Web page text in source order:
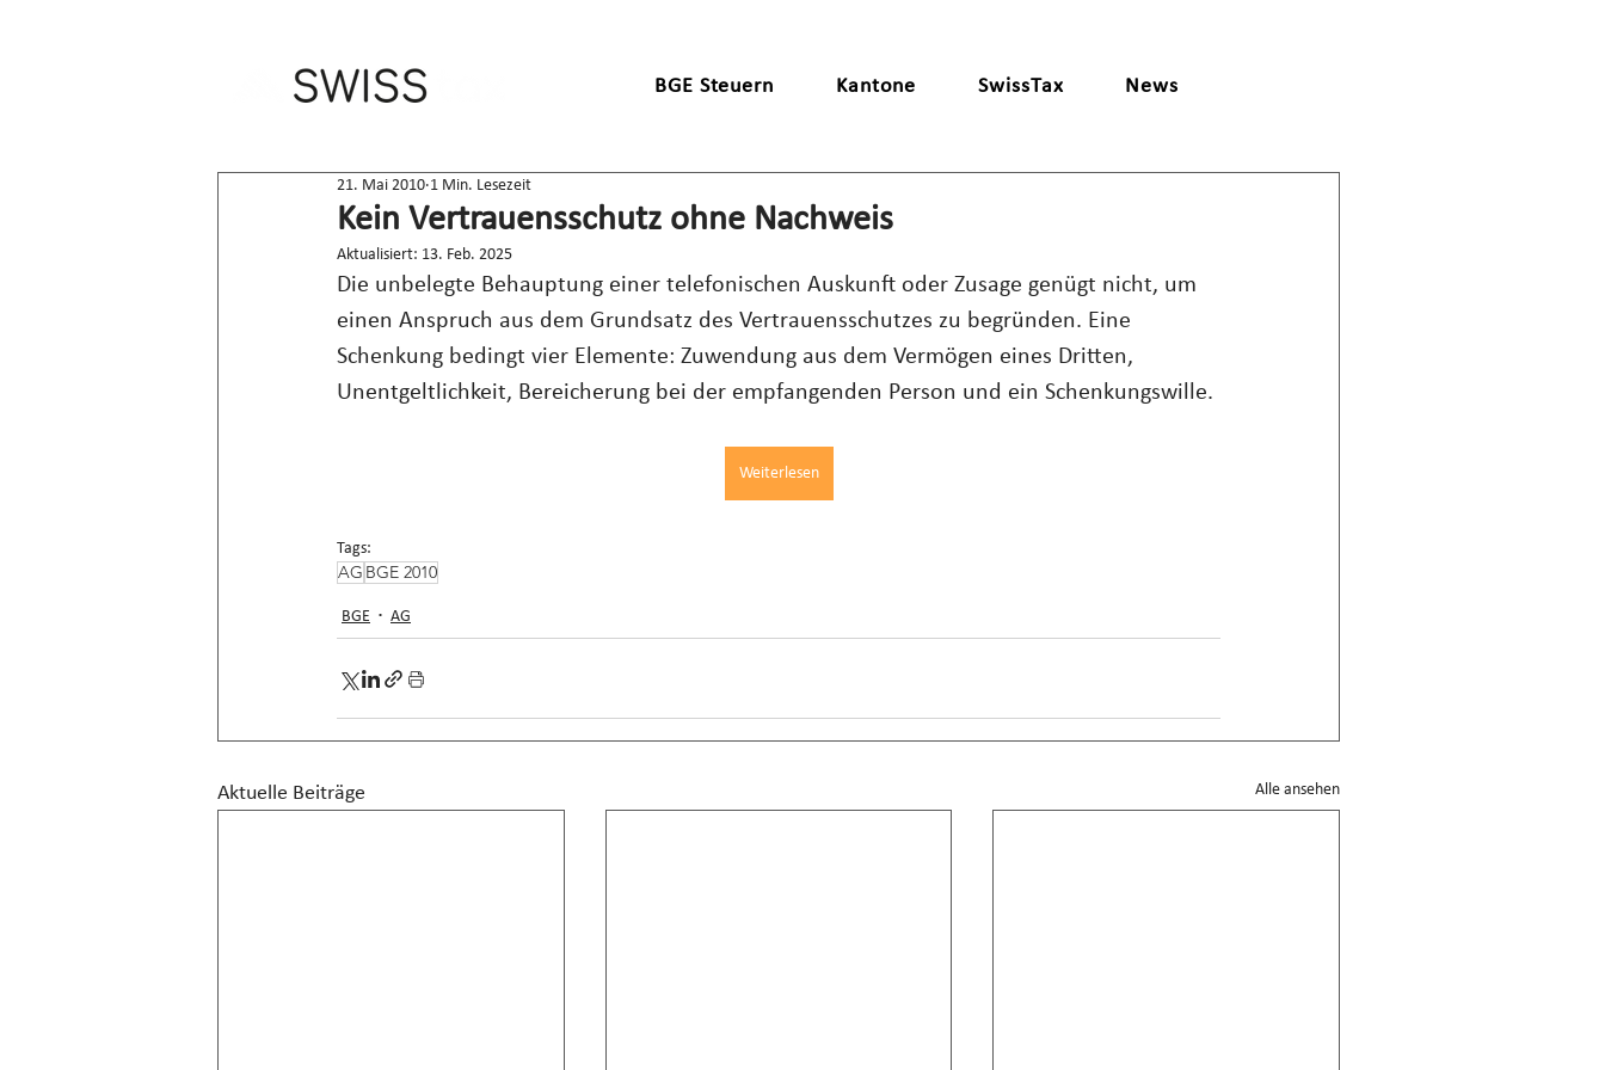
BGE Steuern Kantone SwissTax News
Kein Vertrauensschutz ohne Nachweis
21. Mai 2010 1 Min. Lesezeit
Aktualisiert: 13. Feb. 2025
Die unbelegte Behauptung einer telefonischen Auskunft oder Zusage genügt nicht, um
einen Anspruch aus dem Grundsatz des Vertrauensschutzes zu begründen. Eine
Schenkung bedingt vier Elemente: Zuwendung aus dem Vermögen eines Dritten,
Unentgeltlichkeit, Bereicherung bei der empfangenden Person und ein Schenkungswille.
Weiterlesen
Tags:
AG BGE 2010
BGE AG
Aktuelle Beiträge Alle ansehen